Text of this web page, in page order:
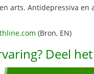
arts. Antidepressiva en
(Bron, EN)
Deel